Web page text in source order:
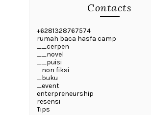
Contacts
+6281328767574
rumah baca hasfa camp
__cerpen
__novel
__puisi
_non fiksi
_buku
_event
enterpreneurship
resensi
Tips